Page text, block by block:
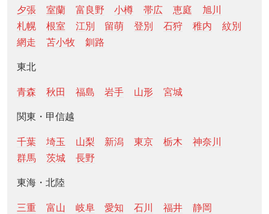
夕張
室蘭 富良野 小樽 帯広 恵庭
旭川
札幌
根室 江別 留萌 登別 石狩 稚内
紋別
網走
苫小牧 釧路
東北
青森 秋田 福島 岩手 山形 宮城
関東・甲信越
千葉 埼玉 山梨 新潟 東京 栃木
神奈川
群馬
茨城 長野
東海・北陸
三重 富山 岐阜 愛知 石川 福井 静岡